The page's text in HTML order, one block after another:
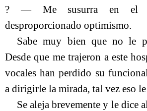
? ― Me susurra en el
desproporcionado optimismo.
Sabe muy bien que no le
Desde que me trajeron a este
vocales han perdido su
a dirigirle la mirada, tal vez eso
Se aleja brevemente y le dice